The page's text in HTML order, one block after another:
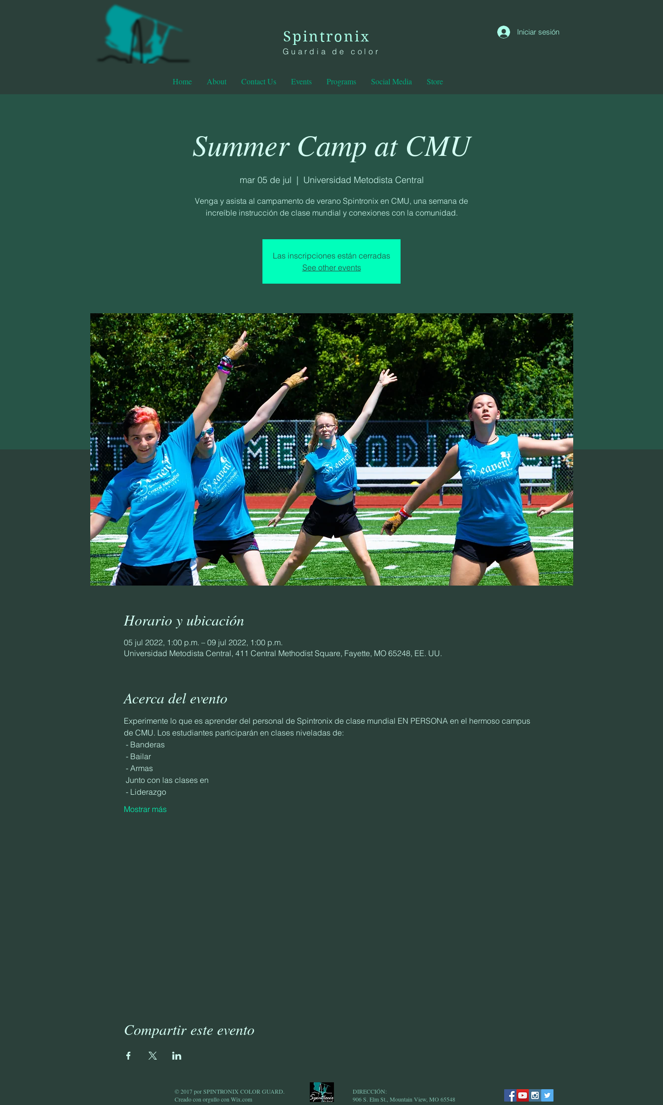
Spintronix
Guardia de color
Iniciar sesión
Home About Contact Us Events Programs Social Media Store
Summer Camp at CMU
mar 05 de jul
  |
Universidad Metodista Central
Venga y asista al campamento de verano Spintronix en CMU, una semana de
increíble instrucción de clase mundial y conexiones con la comunidad.
Las inscripciones están cerradas
See other events
Horario y ubicación
05 jul 2022, 1:00 p.m. – 09 jul 2022, 1:00 p.m.
Universidad Metodista Central, 411 Central Methodist Square, Fayette, MO 65248, EE. UU.
Acerca del evento
Experimente lo que es aprender del personal de Spintronix de clase mundial EN PERSONA en el hermoso campus
de CMU. Los estudiantes participarán en clases niveladas de:
- Banderas
- Bailar
- Armas
Junto con las clases en
- Liderazgo
Mostrar más
Compartir este evento
© 2017 por SPINTRONIX COLOR GUARD.
Creado con orgullo con Wix.com
DIRECCIÓN:
906 S. Elm St., Mountain View, MO 65548